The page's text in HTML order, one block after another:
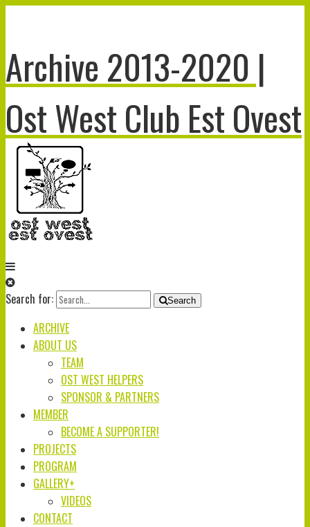
Archive 2013-2020 |
Ost West Club Est Ovest
Search for: Search
ARCHIVE
ABOUT US
TEAM
OST WEST HELPERS
SPONSOR & PARTNERS
MEMBER
BECOME A SUPPORTER!
PROJECTS
PROGRAM
GALLERY+
VIDEOS
CONTACT